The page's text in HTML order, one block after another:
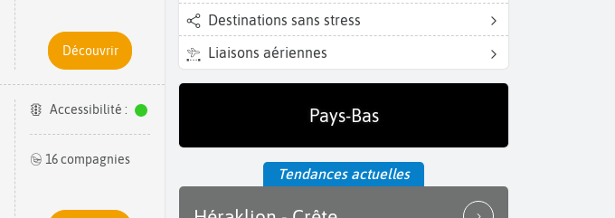
Découvrir
Accessibilité :
16 compagnies
Destinations sans stress
Liaisons aériennes
Pays-Bas
Tendances actuelles